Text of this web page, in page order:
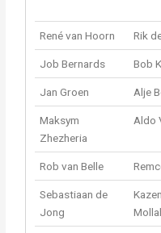
René van Hoorn Rik
Job Bernards Bob
Jan Groen Alje
Maksym
Zhezheria
Aldo
Rob van Belle
Sebastiaan de
Jong